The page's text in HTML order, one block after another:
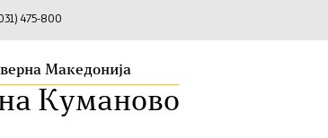
475-800
Македонија
Куманово